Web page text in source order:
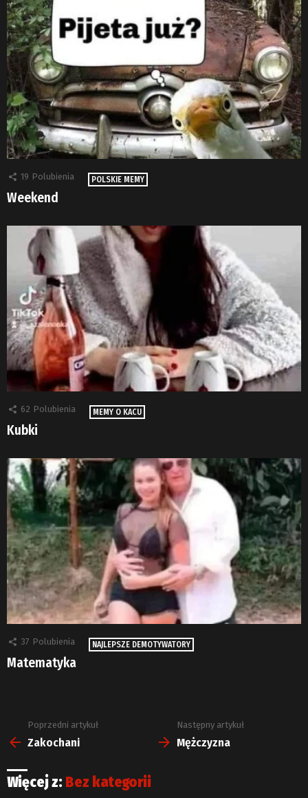
19 Polubienia POLSKIE MEMY
Weekend
62 Polubienia MEMY O KACU
Kubki
37 Polubienia NAJLEPSZE DEMOTYWATORY
Matematyka
Zobacz
więcej
Poprzedni artykuł
Zakochani
Następny artykuł
Mężczyzna
Więcej z: Bez kategorii